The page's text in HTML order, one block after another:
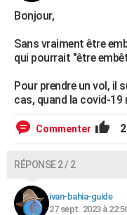
FORUM
Bricolage
Lifestyle
Culture
Sport
Auto
Television
Voyage
Cinema
Bonjour,
Sans vraiment être
qui pourrait "être
Pour prendre un vol, il
cas, quand la covid-19
Commenter 2
RÉPONSE 2 / 2
ivan-bahia-guide
27 sept. 2023 à